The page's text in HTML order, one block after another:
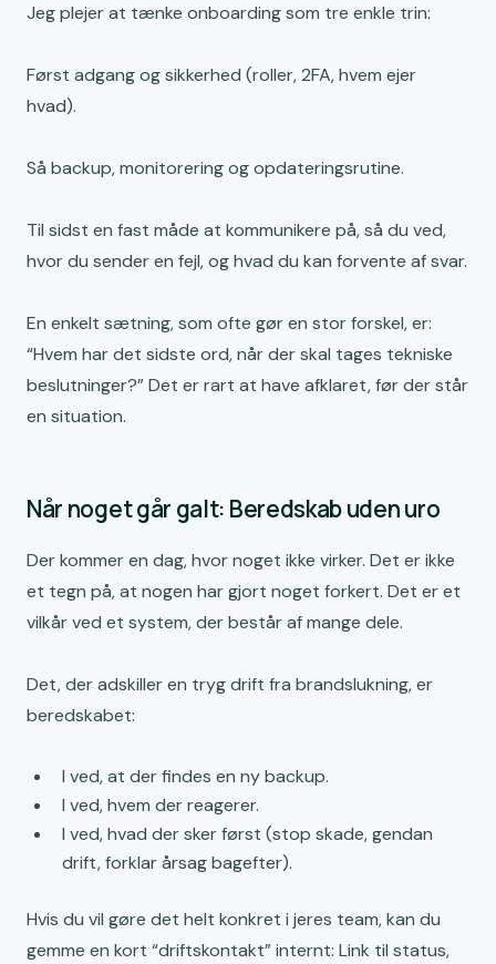
Jeg plejer at tænke onboarding som tre enkle trin:
Først adgang og sikkerhed (roller, 2FA, hvem ejer
hvad).
Så backup, monitorering og opdateringsrutine.
Til sidst en fast måde at kommunikere på, så du ved,
hvor du sender en fejl, og hvad du kan forvente af svar.
En enkelt sætning, som ofte gør en stor forskel, er:
“Hvem har det sidste ord, når der skal tages tekniske
beslutninger?” Det er rart at have afklaret, før der står
en situation.
Når noget går galt: Beredskab uden uro
Der kommer en dag, hvor noget ikke virker. Det er ikke
et tegn på, at nogen har gjort noget forkert. Det er et
vilkår ved et system, der består af mange dele.
Det, der adskiller en tryg drift fra brandslukning, er
beredskabet:
I ved, at der findes en ny backup.
I ved, hvem der reagerer.
I ved, hvad der sker først (stop skade, gendan
drift, forklar årsag bagefter).
Hvis du vil gøre det helt konkret i jeres team, kan du
gemme en kort “driftskontakt” internt: Link til status,